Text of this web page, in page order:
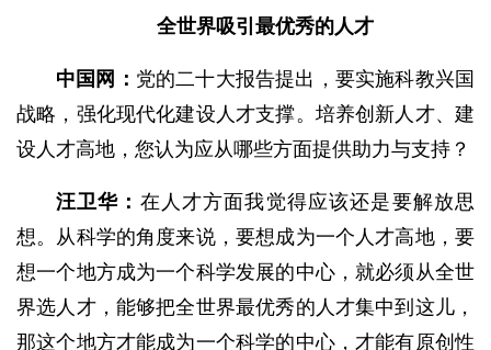
全世界吸引最优秀的人才
中国网： 党的二十大报告提出，要实施科教兴国
战略，强化现代化建设人才支撑。培养创新人才、建
设人才高地，您认为应从哪些方面提供助力与支持？
汪卫华： 在人才方面我觉得应该还是要解放思
想。从科学的角度来说，要想成为一个人才高地，要
想一个地方成为一个科学发展的中心，就必须从全世
界选人才，能够把全世界最优秀的人才集中到这儿，
那这个地方才能成为一个科学的中心，才能有原创性